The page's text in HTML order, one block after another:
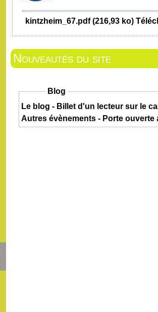
kintzheim_67.pdf (216,93 ko)
Nouveautés du site
Blog
Le blog - Billet d'un lecteur sur le
Autres évènements - Porte